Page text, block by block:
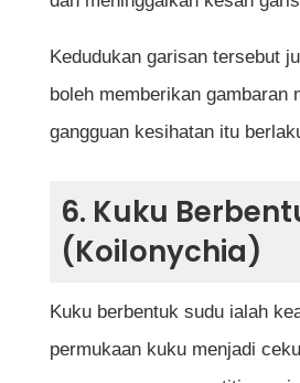
Kedudukan garisan tersebut
boleh memberikan gambaran
gangguan kesihatan itu
6. Kuku
(Koilonychia)
Kuku berbentuk sudu ialah
permukaan kuku menjadi